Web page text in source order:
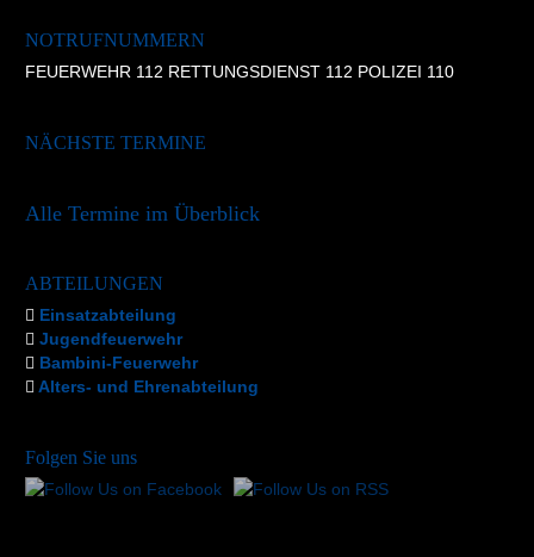
NOTRUFNUMMERN
FEUERWEHR 112 RETTUNGSDIENST 112 POLIZEI 110
NÄCHSTE TERMINE
Alle Termine im Überblick
ABTEILUNGEN
Einsatzabteilung
Jugendfeuerwehr
Bambini-Feuerwehr
Alters- und Ehrenabteilung
Folgen Sie uns